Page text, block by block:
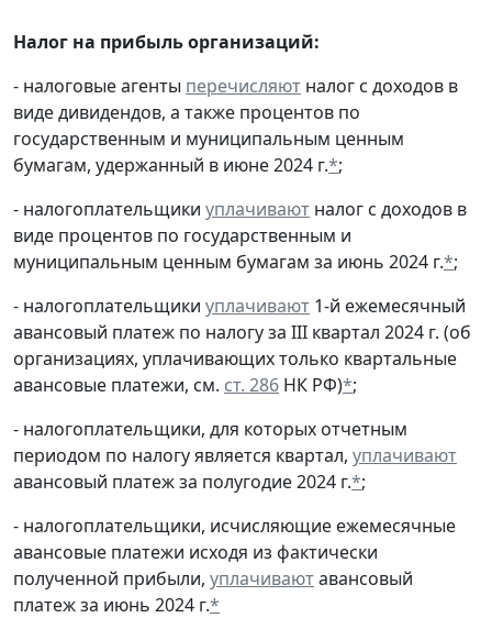
Налог на прибыль организаций:
- налоговые агенты перечисляют налог с доходов в
виде дивидендов, а также процентов по
государственным и муниципальным ценным
бумагам, удержанный в июне 2024 г.*;
- налогоплательщики уплачивают налог с доходов в
виде процентов по государственным и
муниципальным ценным бумагам за июнь 2024 г.*;
- налогоплательщики уплачивают 1-й ежемесячный
авансовый платеж по налогу за III квартал 2024 г. (об
организациях, уплачивающих только квартальные
авансовые платежи, см. ст. 286 НК РФ)*;
- налогоплательщики, для которых отчетным
периодом по налогу является квартал, уплачивают
авансовый платеж за полугодие 2024 г.*;
- налогоплательщики, исчисляющие ежемесячные
авансовые платежи исходя из фактически
полученной прибыли, уплачиваютавансовый
платеж за июнь 2024 г.*